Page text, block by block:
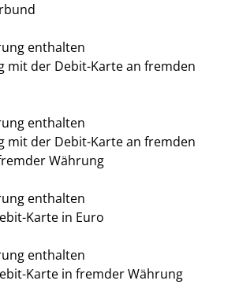
enthalten
mit der Debit-Karte an fremden
enthalten
mit der Debit-Karte an fremden
Währung
enthalten
Karte in Euro
enthalten
Karte in fremder Währung